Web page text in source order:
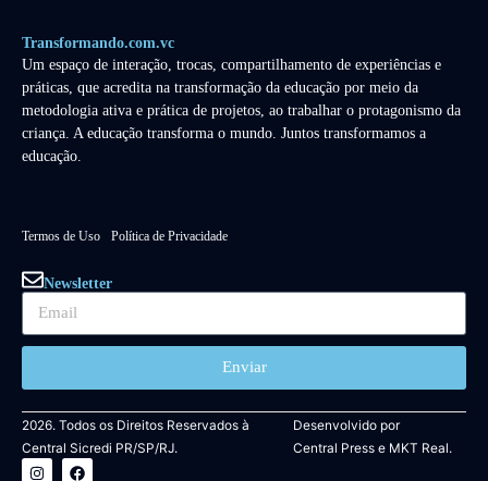
Transformando.com.vc
Um espaço de interação, trocas, compartilhamento de experiências e
práticas, que acredita na transformação da educação por meio da
metodologia ativa e prática de projetos, ao trabalhar o protagonismo da
criança. A educação transforma o mundo. Juntos transformamos a
educação.
Termos de Uso Política de Privacidade
Newsletter
Enviar
2026. Todos os Direitos Reservados à
Central Sicredi PR/SP/RJ.
Desenvolvido por
Central Presse MKT Real.